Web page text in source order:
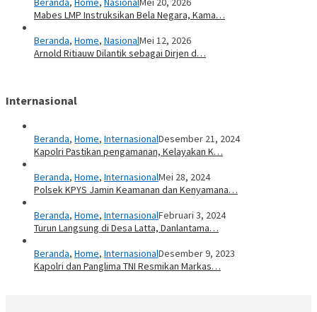
Mabes LMP Instruksikan Bela Negara, Kama…
Beranda, Home, NasionalMei 12, 2026
Arnold Ritiauw Dilantik sebagai Dirjen d…
Internasional
Beranda, Home, InternasionalDesember 21, 2024
Kapolri Pastikan pengamanan, Kelayakan K…
Beranda, Home, InternasionalMei 28, 2024
Polsek KPYS Jamin Keamanan dan Kenyamana…
Beranda, Home, InternasionalFebruari 3, 2024
Turun Langsung di Desa Latta, Danlantama…
Beranda, Home, InternasionalDesember 9, 2023
Kapolri dan Panglima TNI Resmikan Markas…